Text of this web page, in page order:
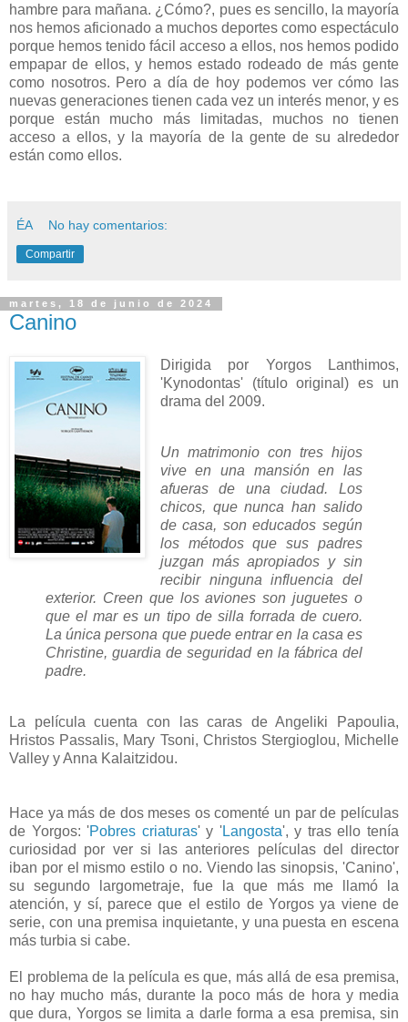
hambre para mañana. ¿Cómo?, pues es sencillo, la mayoría
nos hemos aficionado a muchos deportes como espectáculo
porque hemos tenido fácil acceso a ellos, nos hemos podido
empapar de ellos, y hemos estado rodeado de más gente
como nosotros. Pero a día de hoy podemos ver cómo las
nuevas generaciones tienen cada vez un interés menor, y es
porque están mucho más limitadas, muchos no tienen
acceso a ellos, y la mayoría de la gente de su alrededor
están como ellos.
ÉA No hay comentarios:
Compartir
martes, 18 de junio de 2024
Canino
Dirigida por Yorgos Lanthimos,
'Kynodontas' (título original) es un
drama del 2009.
Un matrimonio con tres hijos
vive en una mansión en las
afueras de una ciudad. Los
chicos, que nunca han salido
de casa, son educados según
los métodos que sus padres
juzgan más apropiados y sin
recibir ninguna influencia del
exterior. Creen que los aviones son juguetes o
que el mar es un tipo de silla forrada de cuero.
La única persona que puede entrar en la casa es
Christine, guardia de seguridad en la fábrica del
padre.
La película cuenta con las caras de Angeliki Papoulia,
Hristos Passalis, Mary Tsoni, Christos Stergioglou, Michelle
Valley y Anna Kalaitzidou.
Hace ya más de dos meses os comenté un par de películas
de Yorgos: 'Pobres criaturas' y 'Langosta', y tras ello tenía
curiosidad por ver si las anteriores películas del director
iban por el mismo estilo o no. Viendo las sinopsis, 'Canino',
su segundo largometraje, fue la que más me llamó la
atención, y sí, parece que el estilo de Yorgos ya viene de
serie, con una premisa inquietante, y una puesta en escena
más turbia si cabe.
El problema de la película es que, más allá de esa premisa,
no hay mucho más, durante la poco más de hora y media
que dura, Yorgos se limita a darle forma a esa premisa, sin